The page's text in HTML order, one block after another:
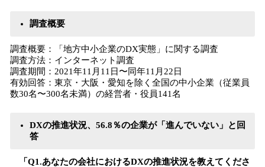
調査概要
調査概要：「地方中小企業のDX実態」に関する調査
調査方法：インターネット調査
調査期間：2021年11月11日〜同年11月22日
有効回答：東京・大阪・愛知を除く全国の中小企業（従業員
数30名〜300名未満）の経営者・役員141名
DXの推進状況、56.8％の企業が「進んでいない」と回
答
「Q1.あなたの会社におけるDXの推進状況を教えてくださ